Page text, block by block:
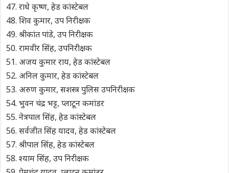
राधे कृष्ण, हेड कांस्टेबल
शिव कुमार, उप निरीक्षक
श्रीकांत पांडे, उप निरीक्षक
रामवीर सिंह, उपनिरीक्षक
अजय कुमार राय, हेड कांस्टेबल
अनिल कुमार, हेड कांस्टेबल
अरुण कुमार, सशस्त्र पुलिस उपनिरीक्षक
भुवन चंद्र भट्ट, प्लाटून कमांडर
नेत्रपाल सिंह, हेड कांस्टेबल
सर्वजीत सिंह यादव, हेड कांस्टेबल
श्रीपाल सिंह, हेड कांस्टेबल
श्याम सिंह, उप निरीक्षक